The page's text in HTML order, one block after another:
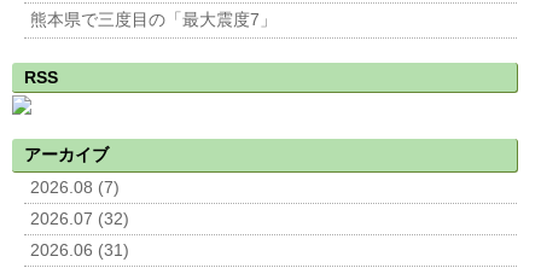
熊本県で三度目の「最大震度7」
RSS
アーカイブ
2026.08 (7)
2026.07 (32)
2026.06 (31)